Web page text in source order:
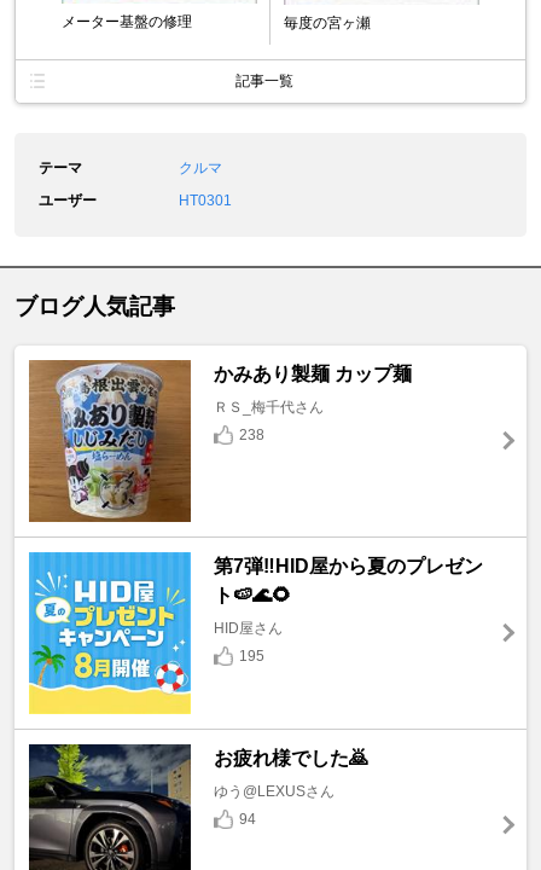
メーター基盤の修理 毎度の宮ヶ瀬
記事一覧
テーマ
クルマ
ユーザー
HT0301
ブログ人気記事
かみあり製麺 カップ麺
ＲＳ_梅千代さん
238
第7弾‼️HID屋から夏のプレゼン
ト🍉🌊🌻
HID屋さん
195
お疲れ様でした🙇
ゆう@LEXUSさん
94